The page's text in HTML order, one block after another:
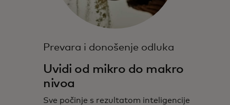
Prevara i donošenje odluka
Uvidi od mikro do makro
nivoa
Sve počinje s rezultatom inteligencije